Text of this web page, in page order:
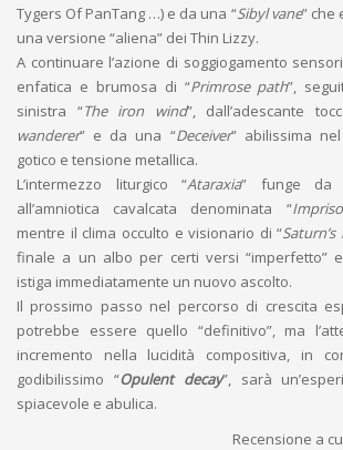
Tygers Of PanTang …) e da una “Sibyl vane” che
una versione “aliena” dei Thin Lizzy.
A continuare l’azione di soggiogamento
enfatica e brumosa di “Primrose path”,
sinistra “The iron wind”, dall’adescante
wanderer” e da una “Deceiver” abilissima
gotico e tensione metallica.
L’intermezzo liturgico “Ataraxia” funge da
all’amniotica cavalcata denominata “
mentre il clima occulto e visionario di “
finale a un albo per certi versi “imperfetto”
istiga immediatamente un nuovo ascolto.
Il prossimo passo nel percorso di crescita
potrebbe essere quello “definitivo”, ma
incremento nella lucidità compositiva, in
godibilissimo “Opulent decay”, sarà
spiacevole e abulica.
Recensione a